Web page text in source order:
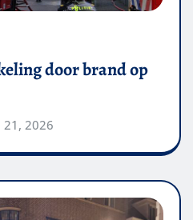
door brand op
21, 2026